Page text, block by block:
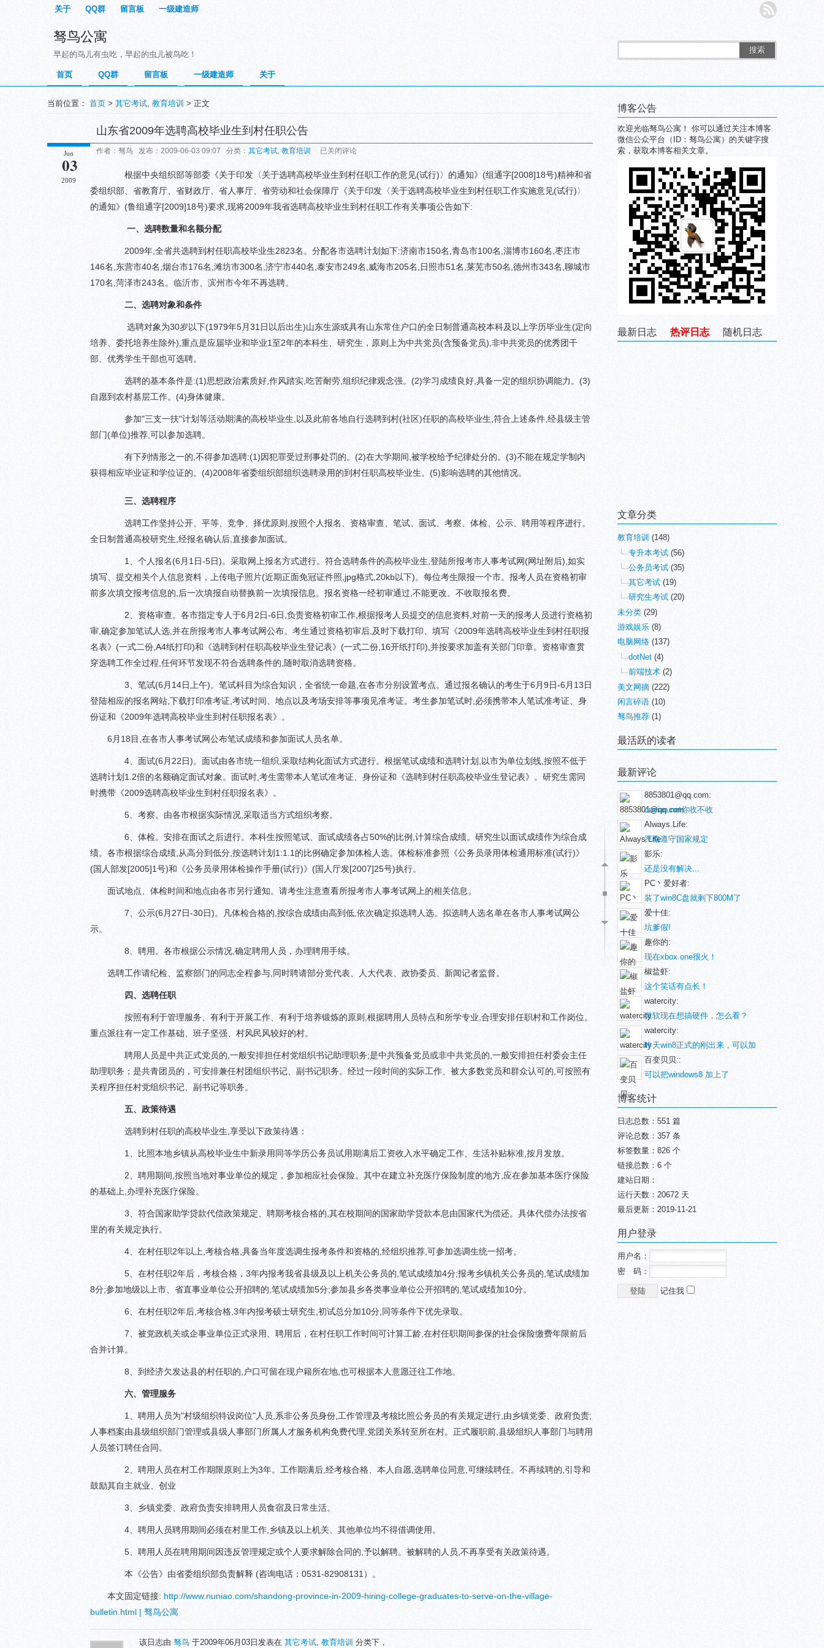
关于 QQ群 留言板 一级建造师
驽鸟公寓
早起的鸟儿有虫吃，早起的虫儿被鸟吃！ 搜索
首页 QQ群 留言板 一级建造师 关于
当前位置： 首页 > 其它考试, 教育培训 > 正文
山东省2009年选聘高校毕业生到村任职公告
Jun
03
2009
作者：驽鸟 发布：2009-06-03 09:07 分类： 其它考试, 教育培训
山
省
2009
年
毕
村
任
告
已关闭评论
根据中央组织部等部委《关于印发〈关于选聘高校毕业生到村任职工作的意见(试行)〉的通知》(组通字[2008]18号)精神和省
委组织部、省教育厅、省财政厅、省人事厅、省劳动和社会保障厅《关于印发〈关于选聘高校毕业生到村任职工作实施意见(试行)〉
的通知》(鲁组通字[2009]18号)要求,现将2009年我省选聘高校毕业生到村任职工作有关事项公告如下:
一、选聘数量和名额分配
2009年,全省共选聘到村任职高校毕业生2823名。分配各市选聘计划如下:济南市150名,青岛市100名,淄博市160名,枣庄市
146名,东营市40名,烟台市176名,滩坊市300名,济宁市440名,泰安市249名,威海市205名,日照市51名,莱芜市50名,德州市343名,聊城市
170名,菏泽市243名。临沂市、滨州市今年不再选聘。
二、选聘对象和条件
选聘对象为30岁以下(1979年5月31日以后出生)山东生源或具有山东常住户口的全日制普通高校本科及以上学历毕业生(定向
培养、委托培养生除外),重点是应届毕业和毕业1至2年的本科生、研究生，原则上为中共党员(含预备党员),非中共党员的优秀团干
部、优秀学生干部也可选聘。
选聘的基本条件是:(1)思想政治素质好,作风踏实,吃苦耐劳,组织纪律观念强。(2)学习成绩良好,具备一定的组织协调能力。(3)
自愿到农村基层工作。(4)身体健康。
参加"三支一扶"计划等活动期满的高校毕业生,以及此前各地自行选聘到村(社区)任职的高校毕业生,符合上述条件,经县级主管
部门(单位)推荐,可以参加选聘。
有下列情形之一的,不得参加选聘:(1)因犯罪受过刑事处罚的。(2)在大学期间,被学校给予纪律处分的。(3)不能在规定学制内
获得相应毕业证和学位证的。(4)2008年省委组织部组织选聘录用的到村任职高校毕业生。(5)影响选聘的其他情况。
三、选聘程序
选聘工作坚持公开、平等、竞争、择优原则,按照个人报名、资格审查、笔试、面试、考察、体检、公示、聘用等程序进行。
全日制普通高校研究生,经报名确认后,直接参加面试。
1、个人报名(6月1日-5日)。采取网上报名方式进行。符合选聘条件的高校毕业生,登陆所报考市人事考试网(网址附后),如实
填写、提交相关个人信息资料，上传电子照片(近期正面免冠证件照,jpg格式,20kb以下)。每位考生限报一个市。报考人员在资格初审
前多次填交报考信息的,后一次填报自动替换前一次填报信息。报名资格一经初审通过,不能更改。不收取报名费。
2、资格审查。各市指定专人于6月2日-6日,负责资格初审工作,根据报考人员提交的信息资料,对前一天的报考人员进行资格初
审,确定参加笔试人选,并在所报考市人事考试网公布。考生通过资格初审后,及时下载打印、填写《2009年选聘高校毕业生到村任职报
名表》(一式二份,A4纸打印)和《选聘到村任职高校毕业生登记表》(一式二份,16开纸打印),并按要求加盖有关部门印章。资格审查贯
穿选聘工作全过程,任何环节发现不符合选聘条件的,随时取消选聘资格。
3、笔试(6月14日上午)。笔试科目为综合知识，全省统一命题,在各市分别设置考点。通过报名确认的考生于6月9日-6月13日
登陆相应的报名网站,下载打印准考证,考试时间、地点以及考场安排等事项见准考证。考生参加笔试时,必须携带本人笔试准考证、身
份证和《2009年选聘高校毕业生到村任职报名表》。
6月18目,在各市人事考试网公布笔试成绩和参加面试人员名单。
4、面试(6月22日)。面试由各市统一组织,采取结构化面试方式进行。根据笔试成绩和选聘计划,以市为单位划线,按照不低于
选聘计划1.2倍的名额确定面试对象。面试时,考生需带本人笔试准考证、身份证和《选聘到村任职高校毕业生登记表》。研究生需同
时携带《2009选聘高校毕业生到村任职报名表》。
5、考察。由各市根据实际情况,采取适当方式组织考察。
6、体检。安排在面试之后进行。本科生按照笔试、面试成绩各占50%的比例,计算综合成绩。研究生以面试成绩作为综合成
绩。各市根据综合成绩,从高分到低分,按选聘计划1:1.1的比例确定参加体检人选。体检标准参照《公务员录用体检通用标准(试行)》
(国人部发[2005]1号)和《公务员录用体检操作手册(试行)》(国人厅发[2007]25号)执行。
面试地点、体检时间和地点由各市另行通知。请考生注意查看所报考市人事考试网上的相关信息。
7、公示(6月27日-30日)。凡体检合格的,按综合成绩由高到低,依次确定拟选聘人选。拟选聘人选名单在各市人事考试网公
示。
8、聘用。各市根据公示情况,确定聘用人员，办理聘用手续。
选聘工作请纪检、监察部门的同志全程参与,同时聘请部分党代表、人大代表、政协委员、新闻记者监督。
四、选聘任职
按照有利于管理服务、有利于开展工作、有利于培养锻炼的原则,根据聘用人员特点和所学专业,合理安排任职村和工作岗位。
重点派往有一定工作基础、班子坚强、村风民风较好的村。
聘用人员是中共正式党员的,一般安排担任村党组织书记助理职务;是中共预备党员或非中共党员的,一般安排担任村委会主任
助理职务；是共青团员的，可安排兼任村团组织书记、副书记职务。经过一段时间的实际工作、被大多数党员和群众认可的,可按照有
关程序担任村党组织书记、副书记等职务。
五、政策待遇
选聘到村任职的高校毕业生,享受以下政策待遇：
1、比照本地乡镇从高校毕业生中新录用同等学历公务员试用期满后工资收入水平确定工作、生活补贴标准,按月发放。
2、聘用期间,按照当地对事业单位的规定，参加相应社会保险。其中在建立补充医疗保险制度的地方,应在参加基本医疗保险
的基础上,办理补充医疗保险。
3、符合国家助学贷款代偿政策规定、聘期考核合格的,其在校期间的国家助学贷款本息由国家代为偿还。具体代偿办法按省
里的有关规定执行。
4、在村任职2年以上,考核合格,具备当年度选调生报考条件和资格的,经组织推荐,可参加选调生统一招考。
5、在村任职2年后，考核合格，3年内报考我省县级及以上机关公务员的,笔试成绩加4分;报考乡镇机关公务员的,笔试成绩加
8分;参加地级以上市、省直事业单位公开招聘的,笔试成绩加5分;参加县乡各类事业单位公开招聘的,笔试成绩加10分。
6、在村任职2年后,考核合格,3年内报考硕士研究生,初试总分加10分,同等条件下优先录取。
7、被党政机关或企事业单位正式录用、聘用后，在村任职工作时间可计算工龄,在村任职期间参保的社会保险缴费年限前后
合并计算。
8、到经济欠发达县的村任职的,户口可留在现户籍所在地,也可根据本人意愿迁往工作地。
六、管理服务
1、聘用人员为"村级组织特设岗位"人员,系非公务员身份,工作管理及考核比照公务员的有关规定进行,由乡镇党委、政府负责;
人事档案由县级组织部门管理或县级人事部门所属人才服务机构免费代理,党团关系转至所在村。正式履职前,县级组织人事部门与聘用
人员签订聘任合同。
2、聘用人员在村工作期限原则上为3年。工作期满后,经考核合格、本人自愿,选聘单位同意,可继续聘任。不再续聘的,引导和
鼓励其自主就业、创业
3、乡镇党委、政府负责安排聘用人员食宿及日常生活。
4、聘用人员聘用期间必须在村里工作,乡镇及以上机关、其他单位均不得借调使用。
5、聘用人员在聘用期间因违反管理规定或个人要求解除合同的,予以解聘。被解聘的人员,不再享受有关政策待遇。
本《公告》由省委组织部负责解释 (咨询电话：0531-82908131）。
本文固定链接: http://www.nuniao.com/shandong-province-in-2009-hiring-college-graduates-to-serve-on-the-village-
bulletin.html | 驽鸟公寓
该日志由 驽鸟 于2009年06月03日发表在 其它考试, 教育培训 分类下，
博客公告
欢迎光临驽鸟公寓！ 你可以通过关注本博客
微信公众平台（ID：驽鸟公寓）的关键字搜
索，获取本博客相关文章。
最新日志 热评日志 随机日志
文章分类
教育培训 (148)
专升本考试 (56)
公务员考试 (35)
其它考试 (19)
研究生考试 (20)
未分类 (29)
游戏娱乐 (8)
电脑网络 (137)
dotNet (4)
前端技术 (2)
美文网摘 (222)
闲言碎语 (10)
驽鸟推荐 (1)
最活跃的读者
最新评论
8853801@qq.com:
nuniao.net你收不收
Always.Life:
严格遵守国家规定
影乐:
还是没有解决...
PC丶爱好者:
装了win8C盘就剩下800M了
爱十佳:
坑爹假!
趣你的:
现在xbox one很火！
椒盐虾:
这个笑话有点长！
watercity:
微软现在想搞硬件，怎么看？
watercity:
昨天win8正式的刚出来，可以加
百变贝贝::
可以把windows8 加上了
博客统计
日志总数：551 篇
评论总数：357 条
标签数量：826 个
链接总数：6 个
建站日期：
运行天数：20672 天
最后更新：2019-11-21
用户登录
用户名：
密 码：
记住我